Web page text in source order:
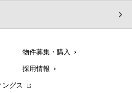
物件募集・購入
採用情報
ングス